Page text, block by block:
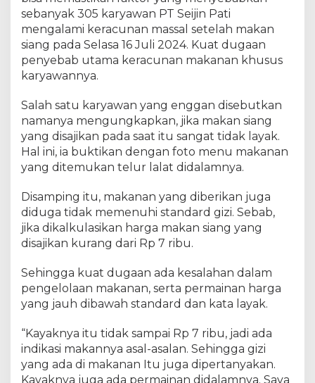
sebanyak 305 karyawan PT Seijin Pati
mengalami keracunan massal setelah makan
siang pada Selasa 16 Juli 2024. Kuat dugaan
penyebab utama keracunan makanan khusus
karyawannya.
Salah satu karyawan yang enggan disebutkan
namanya mengungkapkan, jika makan siang
yang disajikan pada saat itu sangat tidak layak.
Hal ini, ia buktikan dengan foto menu makanan
yang ditemukan telur lalat didalamnya.
Disamping itu, makanan yang diberikan juga
diduga tidak memenuhi standard gizi. Sebab,
jika dikalkulasikan harga makan siang yang
disajikan kurang dari Rp 7 ribu.
Sehingga kuat dugaan ada kesalahan dalam
pengelolaan makanan, serta permainan harga
yang jauh dibawah standard dan kata layak.
“Kayaknya itu tidak sampai Rp 7 ribu, jadi ada
indikasi makannya asal-asalan. Sehingga gizi
yang ada di makanan Itu juga dipertanyakan.
Kayaknya juga ada permainan didalamnya. Saya